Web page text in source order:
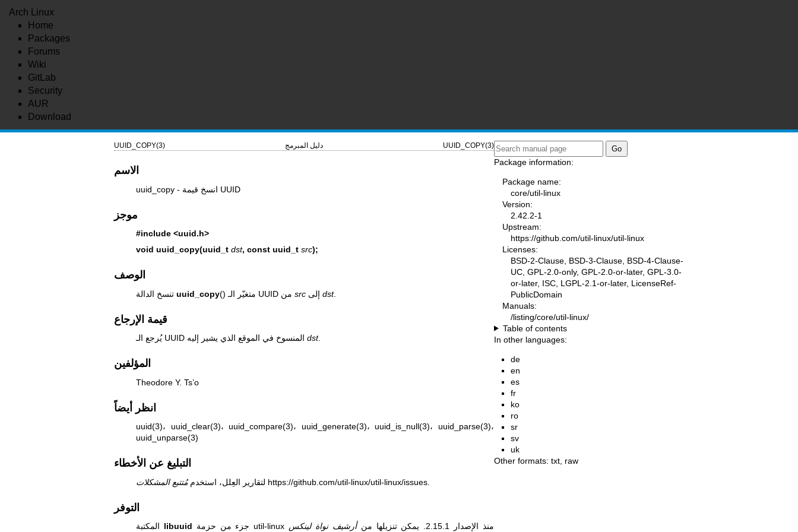
Arch Linux
Home
Packages
Forums
Wiki
GitLab
Security
AUR
Download
UUID_COPY(3) دليل المبرمج UUID_COPY(3)
الاسم
uuid_copy - انسخ قيمة UUID
موجز
#include <uuid.h>
void uuid_copy(uuid_t dst, const uuid_t src);
الوصف
تنسخ الدالة uuid_copy src dst.
قيمة الإرجاع
dst.
المؤلفين
Theodore Y. Ts’o
انظر أيضاً
uuid(3)، uuid_clear(3)،uuid_compare(3)، uuid_generate(3)،uuid_is_null(3)،uuid_parse(3)،
uuid_unparse(3)
التبليغ عن الأخطاء
لتقارير العِلل، استخدممُتتبع المشكلات https://github.com/util-linux/util-linux/issues.
التوفر
libuuid جزء من حزمة util-linux منذ الإصدار 2.15.1. يمكن تنزيلها من أرشيف نواة لينكس
Package information:
Package name:
core/util-linux
Version:
2.42.2-1
Upstream:
https://github.com/util-linux/util-linux
Licenses:
BSD-2-Clause, BSD-3-Clause, BSD-4-Clause-
UC, GPL-2.0-only, GPL-2.0-or-later, GPL-3.0-
or-later, ISC, LGPL-2.1-or-later, LicenseRef-
PublicDomain
Manuals:
/listing/core/util-linux/
Table of contents
In other languages:
de
en
es
fr
ko
ro
sr
sv
uk
Other formats: txt raw